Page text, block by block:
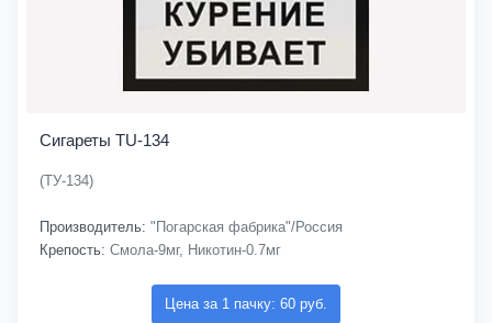
Сигареты TU-134
(ТУ-134)
Производитель: "Погарская фабрика"/Россия
Крепость: Смола-9мг, Никотин-0.7мг
Цена за 1 пачку: 60 руб.